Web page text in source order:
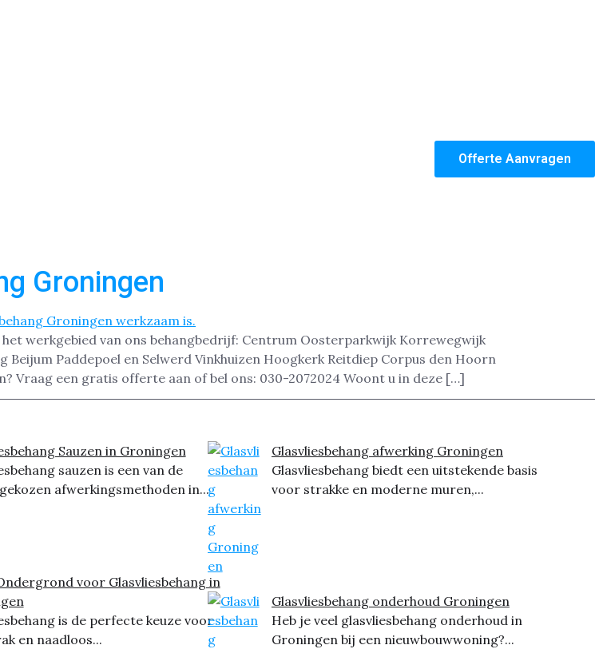
Offerte Aanvragen
Groningen
werkgebied van ons behangbedrijf: Centrum Oosterparkwijk Korrewegwijk
Paddepoel en Selwerd Vinkhuizen Hoogkerk Reitdiep Corpus den Hoorn
Vraag een gratis offerte aan of bel ons: 030-2072024 Woont u in deze […]
Sauzen in Groningen
sauzen is een van de
afwerkingsmethoden in...
voor Glasvliesbehang in
is de perfecte keuze voor
en naadloos...
Glasvliesbehang afwerking Groningen
Glasvliesbehang biedt een uitstekende basis
voor strakke en moderne muren,...
Glasvliesbehang onderhoud Groningen
Heb je veel glasvliesbehang onderhoud in
Groningen bij een nieuwbouwwoning?...